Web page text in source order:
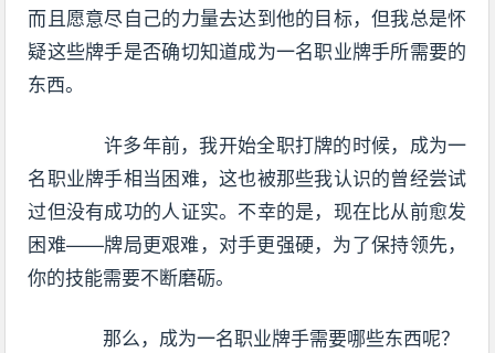
而且愿意尽自己的力量去达到他的目标，但我总是怀
疑这些牌手是否确切知道成为一名职业牌手所需要的
东西。
许多年前，我开始全职打牌的时候，成为一
名职业牌手相当困难，这也被那些我认识的曾经尝试
过但没有成功的人证实。不幸的是，现在比从前愈发
困难——牌局更艰难，对手更强硬，为了保持领先，
你的技能需要不断磨砺。
那么，成为一名职业牌手需要哪些东西呢？